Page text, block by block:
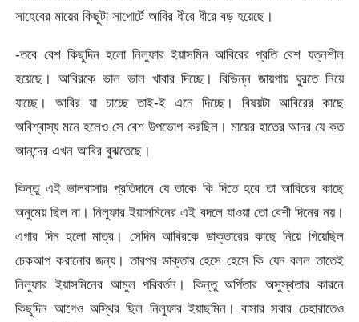
সাহেবের মায়ের কিছুটা সাপোর্টে আবির ধীরে ধীরে বড় হয়েছে।
-তবে বেশ কিছুদিন হলো নিলুফার ইয়াসমিন আবিরের প্রতি বেশ যত্নশীল
হয়েছে। আবিরকে ভাল ভাল খাবার দিচ্ছে। বিভিন্ন জায়গায় ঘুরতে নিয়ে
যাচ্ছে। আবির যা চাচ্ছে তাই-ই এনে দিচ্ছে। বিষয়টা আবিরের কাছে
অবিশ্বাস্য মনে হলেও সে বেশ উপভোগ করছিল। মায়ের হাতের আদর যে কত
আনন্দের এখন আবির বুঝতেছে।
কিন্তু এই ভালবাসার প্রতিদানে যে তাকে কি দিতে হবে তা আবিরের কাছে
অনুমেয় ছিল না। নিলুফার ইয়াসমিনের এই বদলে যাওয়া তো বেশী দিনের নয়।
এগার দিন হলো মাত্র। সেদিন আবিরকে ডাক্তারের কাছে নিয়ে গিয়েছিল
চেকআপ করানোর জন্য। তারপর ডাক্তার হেসে হেসে কি যেন বলল তাতেই
নিলুফার ইয়াসমিনের আমুল পরিবর্তন। কিন্তু অর্পিতার অসুস্থতার কারনে
কিছুদিন আগেও অস্থির ছিল নিলুফার ইয়াছমিন। বাসার সবার চেহারাতেও